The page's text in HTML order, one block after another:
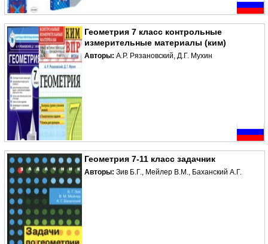
Геометрия 7 класс контрольные
измерительные материалы (ким)
Авторы: А.Р. Рязановский, Д.Г. Мухин
Геометрия 7-11 класс задачник
Авторы: Зив Б.Г., Мейлер В.М., Баханский А.Г.